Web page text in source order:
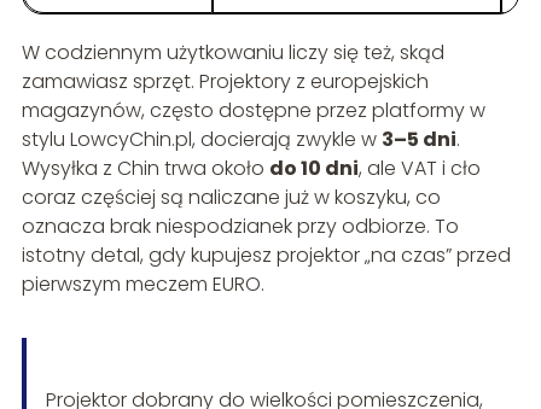
W codziennym użytkowaniu liczy się też, skąd
zamawiasz sprzęt. Projektory z europejskich
magazynów, często dostępne przez platformy w
stylu LowcyChin.pl, docierają zwykle w 3–5 dni.
Wysyłka z Chin trwa około do 10 dni, ale VAT i cło
coraz częściej są naliczane już w koszyku, co
oznacza brak niespodzianek przy odbiorze. To
istotny detal, gdy kupujesz projektor „na czas” przed
pierwszym meczem EURO.
Projektor dobrany do wielkości pomieszczenia,